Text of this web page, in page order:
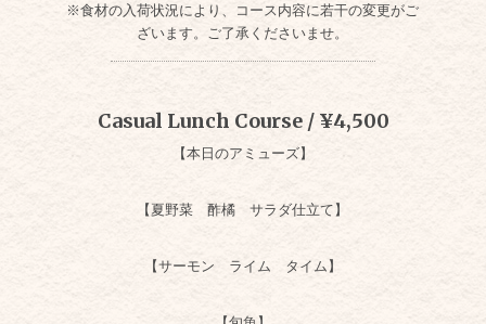
※食材の入荷状況により、コース内容に若干の変更がご
ざいます。ご了承くださいませ。
Casual Lunch Course / ¥4,500
【本日のアミューズ】
【夏野菜 酢橘 サラダ仕立て】
【サーモン ライム タイム】